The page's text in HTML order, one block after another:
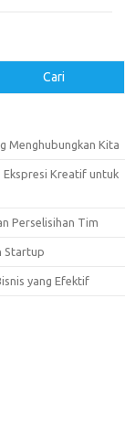
Cari
Menghubungkan Kita
Ekspresi Kreatif untuk
Perselisihan Tim
Startup
yang Efektif